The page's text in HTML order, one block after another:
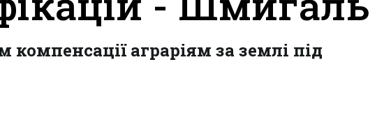
компенсації аграріям за землі під